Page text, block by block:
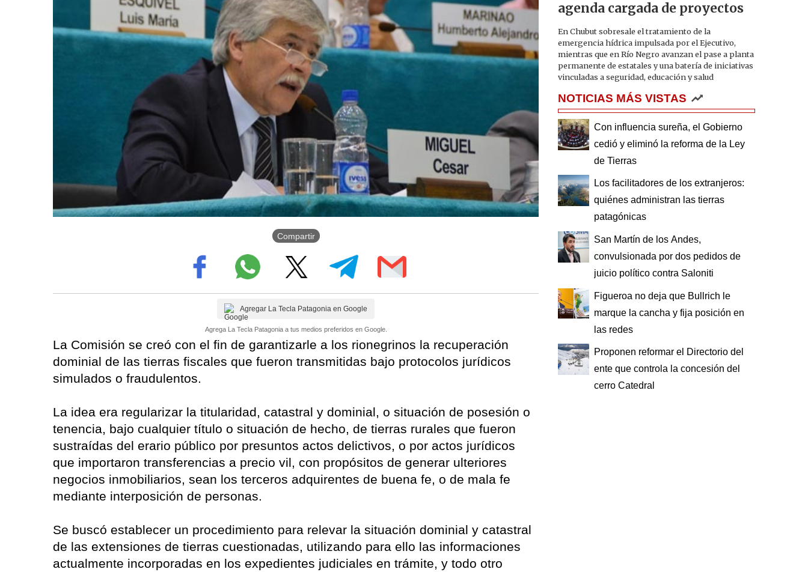
Compartir
Agregar La Tecla Patagonia en Google
Agrega La Tecla Patagonia a tus medios preferidos en Google.
La Comisión se creó con el fin de garantizarle a los rionegrinos la recuperación
dominial de las tierras fiscales que fueron transmitidas bajo protocolos jurídicos
simulados o fraudulentos.
La idea era regularizar la titularidad, catastral y dominial, o situación de posesión o
tenencia, bajo cualquier título o situación de hecho, de tierras rurales que fueron
sustraídas del erario público por presuntos actos delictivos, o por actos jurídicos
que importaron transferencias a precio vil, con propósitos de generar ulteriores
negocios inmobiliarios, sean los terceros adquirentes de buena fe, o de mala fe
mediante interposición de personas.
Se buscó establecer un procedimiento para relevar la situación dominial y catastral
de las extensiones de tierras cuestionadas, utilizando para ello las informaciones
actualmente incorporadas en los expedientes judiciales en trámite, y todo otro
agenda cargada de proyectos
En Chubut sobresale el tratamiento de la
emergencia hídrica impulsada por el Ejecutivo,
mientras que en Río Negro avanzan el pase a planta
permanente de estatales y una batería de iniciativas
vinculadas a seguridad, educación y salud
NOTICIAS MÁS VISTAS
Con influencia sureña, el Gobierno
cedió y eliminó la reforma de la Ley
de Tierras
Los facilitadores de los extranjeros:
quiénes administran las tierras
patagónicas
San Martín de los Andes,
convulsionada por dos pedidos de
juicio político contra Saloniti
Figueroa no deja que Bullrich le
marque la cancha y fija posición en
las redes
Proponen reformar el Directorio del
ente que controla la concesión del
cerro Catedral